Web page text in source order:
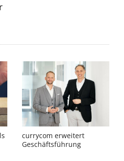
currycom erweitert
Geschäftsführung